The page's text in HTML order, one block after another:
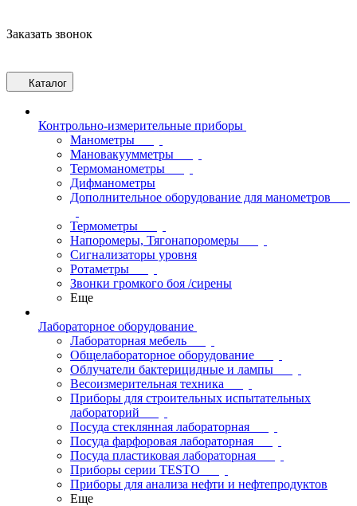
Заказать звонок
Каталог
Контрольно-измерительные приборы
Манометры
Мановакуумметры
Термоманометры
Дифманометры
Дополнительное оборудование для манометров
Термометры
Напоромеры, Тягонапоромеры
Сигнализаторы уровня
Ротаметры
Звонки громкого боя /сирены
Еще
Лабораторное оборудование
Лабораторная мебель
Общелабораторное оборудование
Облучатели бактерицидные и лампы
Весоизмерительная техника
Приборы для строительных испытательных
лабораторий
Посуда стеклянная лабораторная
Посуда фарфоровая лабораторная
Посуда пластиковая лабораторная
Приборы серии TESTO
Приборы для анализа нефти и нефтепродуктов
Еще